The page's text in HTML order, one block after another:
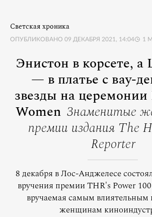
Светская хроника
ОПУБЛИКОВАНО 09 ДЕКАБРЯ 2021, 14:04 1
Энистон в корсете,
— в платье с вау-
звезды на церемонии
Women Знаменитые
премии издания The
Reporter
8 декабря в Лос-Анджелесе
вручения премии THR's Power
вручаемая самым
женщинам